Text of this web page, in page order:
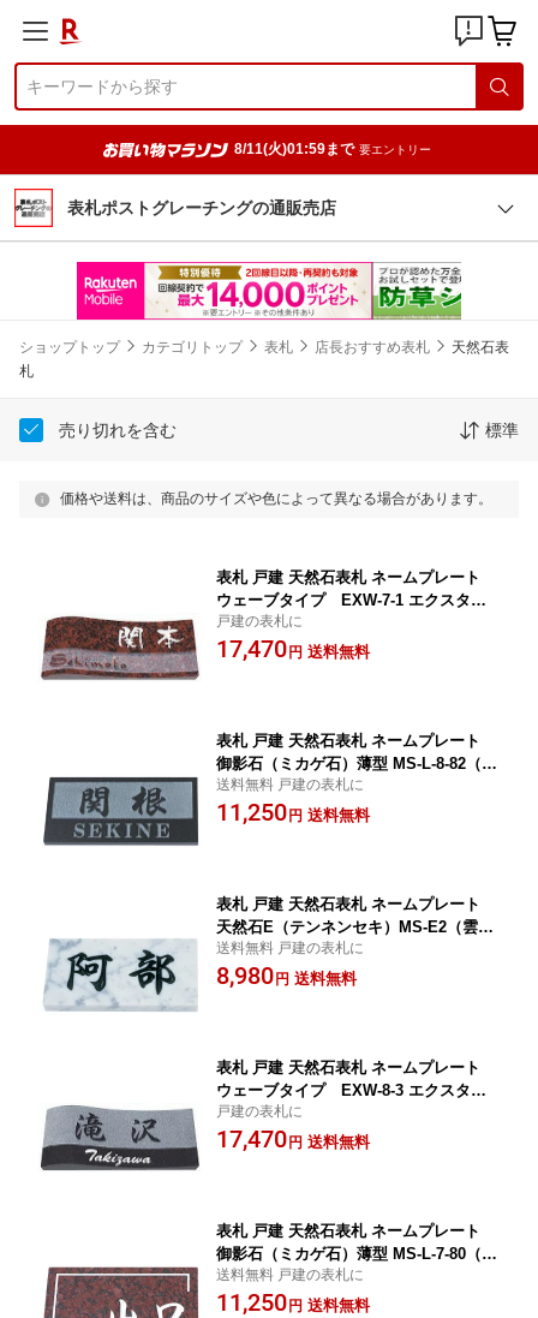
8/11(火)01:59まで 要エントリー
表札ポストグレーチングの通販売店
ショップトップ カテゴリトップ 表札 店長おすすめ表札
天然石表
札
売り切れを含む 標準
価格や送料は、商品のサイズや色によって異なる場合があります。
表札 戸建 天然石表札 ネームプレート
ウェーブタイプ EXW-7-1 エクスタイ
ル
戸建の表札に
17,470 円 送料無料
表札 戸建 天然石表札 ネームプレート
御影石（ミカゲ石）薄型 MS-L-8-82（黒
ミカゲ石） 丸三タカギ
送料無料 戸建の表札に
11,250 円 送料無料
表札 戸建 天然石表札 ネームプレート
天然石E（テンネンセキ）MS-E2（雲
石） 丸三タカギ
送料無料 戸建の表札に
8,980 円 送料無料
表札 戸建 天然石表札 ネームプレート
ウェーブタイプ EXW-8-3 エクスタイ
ル
戸建の表札に
17,470 円 送料無料
表札 戸建 天然石表札 ネームプレート
御影石（ミカゲ石）薄型 MS-L-7-80（赤
ミカゲ石） 丸三タカギ
送料無料 戸建の表札に
11,250 円 送料無料